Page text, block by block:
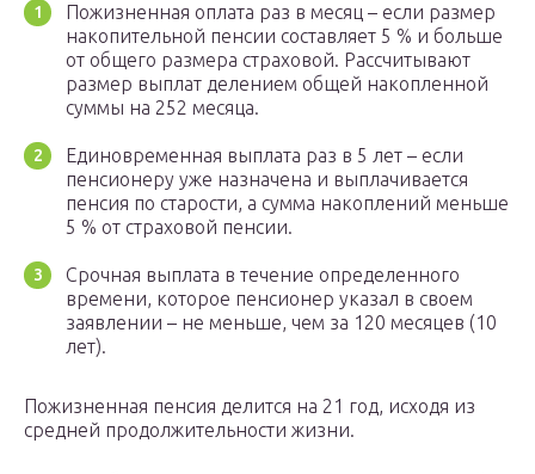
Пожизненная оплата раз в месяц – если размер
накопительной пенсии составляет 5 % и больше
от общего размера страховой. Рассчитывают
размер выплат делением общей накопленной
суммы на 252 месяца.
Единовременная выплата раз в 5 лет – если
пенсионеру уже назначена и выплачивается
пенсия по старости, а сумма накоплений меньше
5 % от страховой пенсии.
Срочная выплата в течение определенного
времени, которое пенсионер указал в своем
заявлении – не меньше, чем за 120 месяцев (10
лет).
Пожизненная пенсия делится на 21 год, исходя из
средней продолжительности жизни.